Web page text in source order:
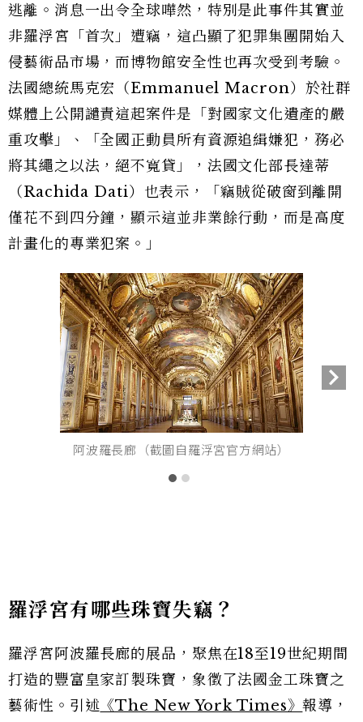
逃離。消息一出令全球嘩然，特別是此事件其實並
非羅浮宮「首次」遭竊，這凸顯了犯罪集團開始入
侵藝術品市場，而博物館安全性也再次受到考驗。
法國總統馬克宏（Emmanuel Macron）於社群
媒體上公開譴責這起案件是「對國家文化遺產的嚴
重攻擊」、「全國正動員所有資源追緝嫌犯，務必
將其繩之以法，絕不寬貸」，法國文化部長達蒂
（Rachida Dati）也表示，「竊賊從破窗到離開
僅花不到四分鐘，顯示這並非業餘行動，而是高度
計畫化的專業犯案。」
阿波羅長廊（截圖自羅浮宮官方網站）
羅浮宮有哪些珠寶失竊？
羅浮宮阿波羅長廊的展品，聚焦在18至19世紀期間
打造的豐富皇家訂製珠寶，象徵了法國金工珠寶之
藝術性。引述 《The New York Times》報導，